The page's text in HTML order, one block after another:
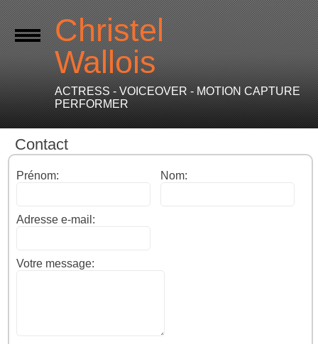
Christel
Wallois
ACTRESS - VOICEOVER - MOTION CAPTURE
PERFORMER
Contact
Prénom: Nom:
Adresse e-mail:
Votre message: